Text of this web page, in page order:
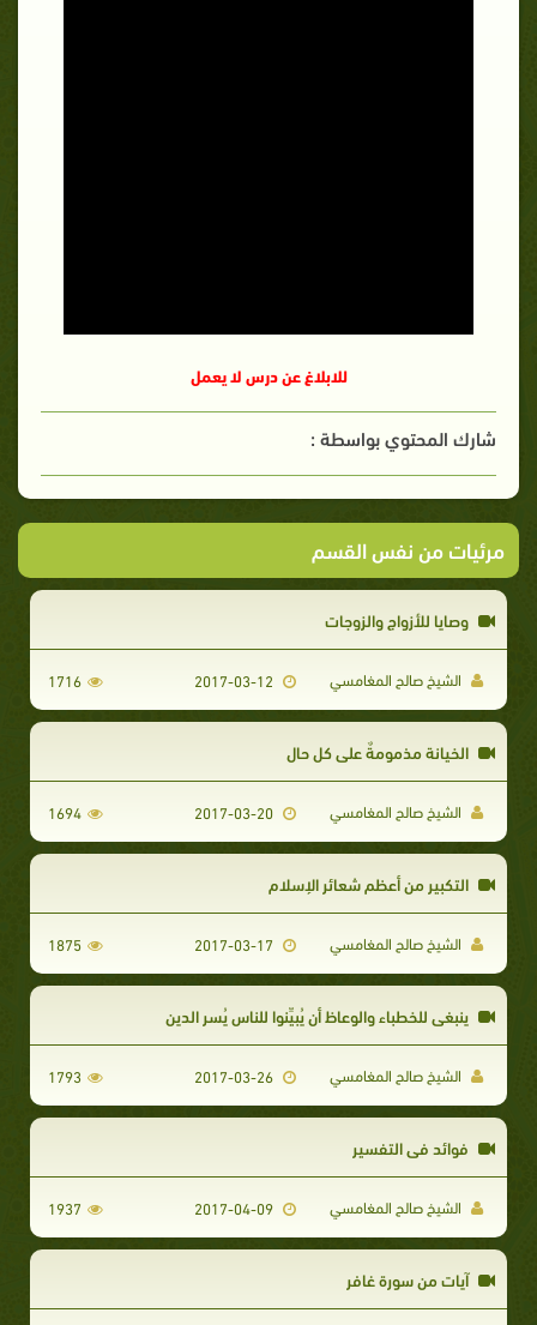
للابلاغ عن درس لا يعمل
شارك المحتوي بواسطة :
مرئيات من نفس القسم
وصايا للأزواج والزوجات
الشيخ صالح المغامسي 1716
الخيانة مذمومةٌ على كل حال
الشيخ صالح المغامسي 2017-03-20
1694
التكبير من أعظم شعائر الإسلام
الشيخ صالح المغامسي 1875
ينبغي للخطباء والوعاظ أن يُبيِّنوا للناس يُسر الدين
الشيخ صالح المغامسي 2017-03-26
1793
فوائد في التفسير
الشيخ صالح المغامسي 2017-04-09
1937
آيات من سورة غافر